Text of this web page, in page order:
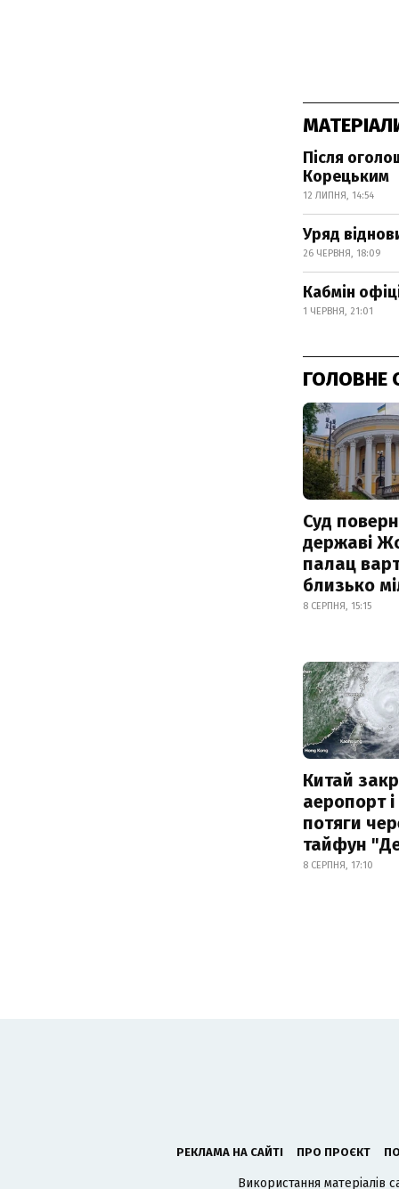
Після
Корецьким
12 ЛИПНЯ, 14:54
Уряд
26 ЧЕРВНЯ, 18:09
Кабмін
1 ЧЕРВНЯ, 21:01
ГОЛОВНЕ
Суд
державі
палац
близько
8 СЕРПНЯ, 15:15
Китай
аеропорт
потяги
тайфун
8 СЕРПНЯ, 17:10
РЕКЛАМА НА САЙТІ ПРО ПРОЄКТ
Використання матеріалів